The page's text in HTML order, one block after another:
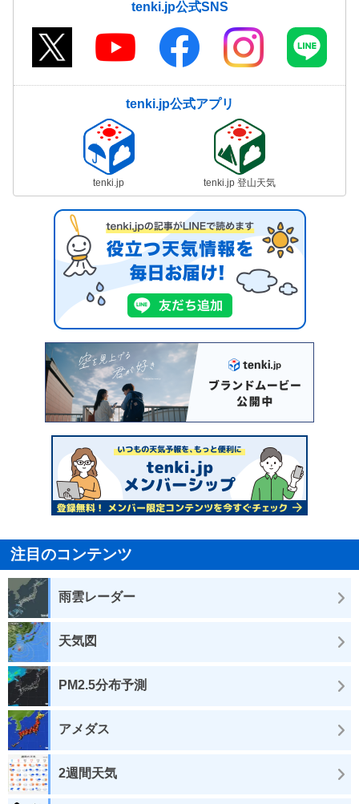
tenki.jp公式SNS
tenki.jp公式アプリ
tenki.jp tenki.jp 登山天気
注目のコンテンツ
雨雲レーダー
天気図
PM2.5分布予測
アメダス
2週間天気